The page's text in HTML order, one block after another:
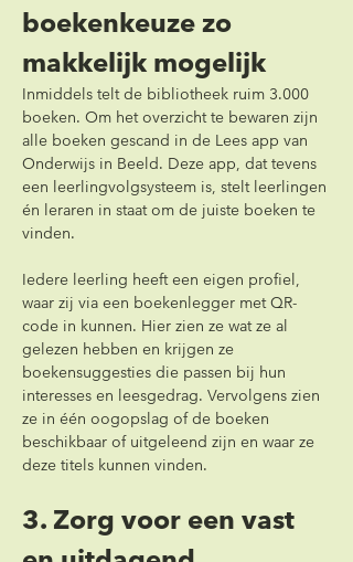
boekenkeuze zo
makkelijk mogelijk
Inmiddels telt de bibliotheek ruim 3.000
boeken. Om het overzicht te bewaren zijn
alle boeken gescand in de Lees app van
Onderwijs in Beeld. Deze app, dat tevens
een leerlingvolgsysteem is, stelt leerlingen
én leraren in staat om de juiste boeken te
vinden.
Iedere leerling heeft een eigen profiel,
waar zij via een boekenlegger met QR-
code in kunnen. Hier zien ze wat ze al
gelezen hebben en krijgen ze
boekensuggesties die passen bij hun
interesses en leesgedrag. Vervolgens zien
ze in één oogopslag of de boeken
beschikbaar of uitgeleend zijn en waar ze
deze titels kunnen vinden.
3. Zorg voor een vast